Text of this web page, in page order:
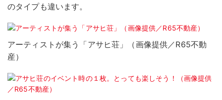
のタイプも違います。
アーティストが集う「アサヒ荘」（画像提供／R65不動
産）